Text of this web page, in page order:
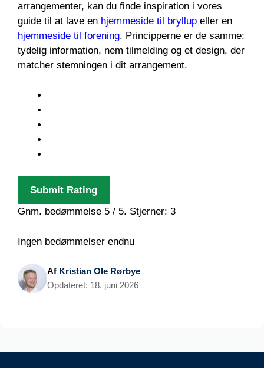
arrangementer, kan du finde inspiration i vores
guide til at lave en hjemmeside til bryllup eller en
hjemmeside til forening. Principperne er de samme:
tydelig information, nem tilmelding og et design, der
matcher stemningen i dit arrangement.
Submit Rating
Gnm. bedømmelse 5 / 5. Stjerner: 3
Ingen bedømmelser endnu
Af Kristian Ole Rørbye
Opdateret: 18. juni 2026